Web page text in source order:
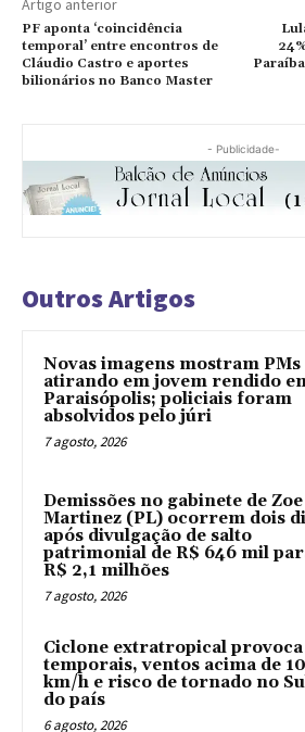
Artigo anterior
PF aponta ‘coincidência
temporal’ entre encontros de
Cláudio Castro e aportes
bilionários no Banco Master
- Publicidade-
Outros Artigos
Novas imagens mostram PMs
atirando em jovem rendido
Paraisópolis; policiais foram
absolvidos pelo júri
7 agosto, 2026
Demissões no gabinete de Zoe
Martinez (PL) ocorrem dois
após divulgação de salto
patrimonial de R$ 646 mil
R$ 2,1 milhões
7 agosto, 2026
Ciclone extratropical provoca
temporais, ventos acima de
km/h e risco de tornado no
do país
6 agosto, 2026